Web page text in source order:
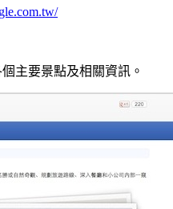
主要景點及相關資訊。